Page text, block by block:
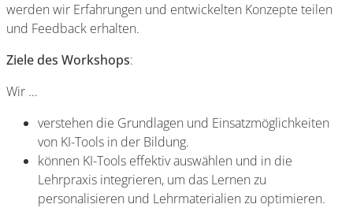
werden wir Erfahrungen und entwickelten Konzepte teilen
und Feedback erhalten.
Ziele des Workshops:
Wir …
verstehen die Grundlagen und Einsatzmöglichkeiten
von KI-Tools in der Bildung.
können KI-Tools effektiv auswählen und in die
Lehrpraxis integrieren, um das Lernen zu
personalisieren und Lehrmaterialien zu optimieren.